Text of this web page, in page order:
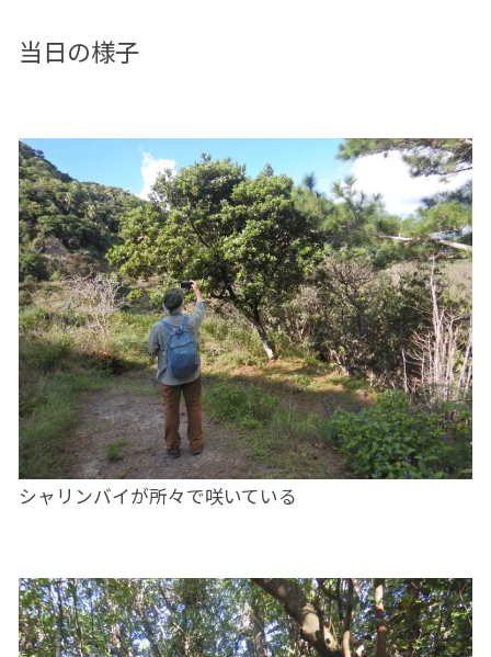
当日の様子
シャリンバイが所々で咲いている